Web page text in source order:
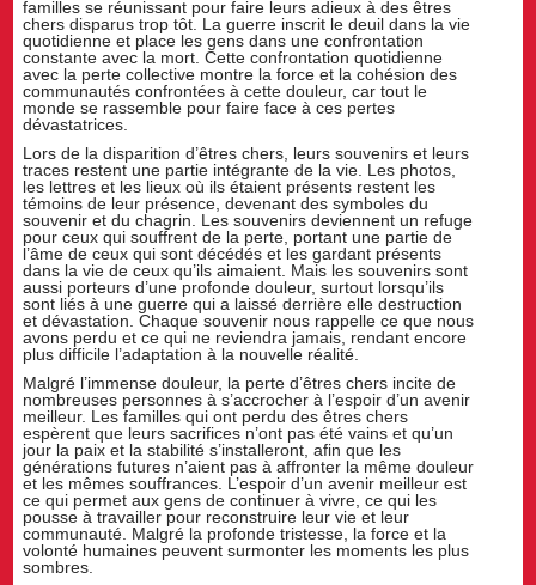
familles se réunissant pour faire leurs adieux à des êtres
chers disparus trop tôt. La guerre inscrit le deuil dans la vie
quotidienne et place les gens dans une confrontation
constante avec la mort. Cette confrontation quotidienne
avec la perte collective montre la force et la cohésion des
communautés confrontées à cette douleur, car tout le
monde se rassemble pour faire face à ces pertes
dévastatrices.
Lors de la disparition d’êtres chers, leurs souvenirs et leurs
traces restent une partie intégrante de la vie. Les photos,
les lettres et les lieux où ils étaient présents restent les
témoins de leur présence, devenant des symboles du
souvenir et du chagrin. Les souvenirs deviennent un refuge
pour ceux qui souffrent de la perte, portant une partie de
l’âme de ceux qui sont décédés et les gardant présents
dans la vie de ceux qu’ils aimaient. Mais les souvenirs sont
aussi porteurs d’une profonde douleur, surtout lorsqu’ils
sont liés à une guerre qui a laissé derrière elle destruction
et dévastation. Chaque souvenir nous rappelle ce que nous
avons perdu et ce qui ne reviendra jamais, rendant encore
plus difficile l’adaptation à la nouvelle réalité.
Malgré l’immense douleur, la perte d’êtres chers incite de
nombreuses personnes à s’accrocher à l’espoir d’un avenir
meilleur. Les familles qui ont perdu des êtres chers
espèrent que leurs sacrifices n’ont pas été vains et qu’un
jour la paix et la stabilité s’installeront, afin que les
générations futures n’aient pas à affronter la même douleur
et les mêmes souffrances. L’espoir d’un avenir meilleur est
ce qui permet aux gens de continuer à vivre, ce qui les
pousse à travailler pour reconstruire leur vie et leur
communauté. Malgré la profonde tristesse, la force et la
volonté humaines peuvent surmonter les moments les plus
sombres.